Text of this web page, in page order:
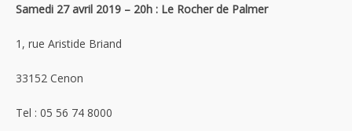
Samedi 27 avril 2019 – 20h : Le Rocher de Palmer
1, rue Aristide Briand
33152 Cenon
Tel : 05 56 74 8000